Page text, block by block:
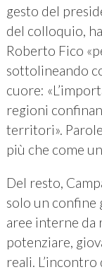
gesto del
del colloquio,
Roberto Fico
sottolineando
cuore:
regioni
territori».
più che come
Del resto,
solo un confine
aree interne da
potenziare,
reali.